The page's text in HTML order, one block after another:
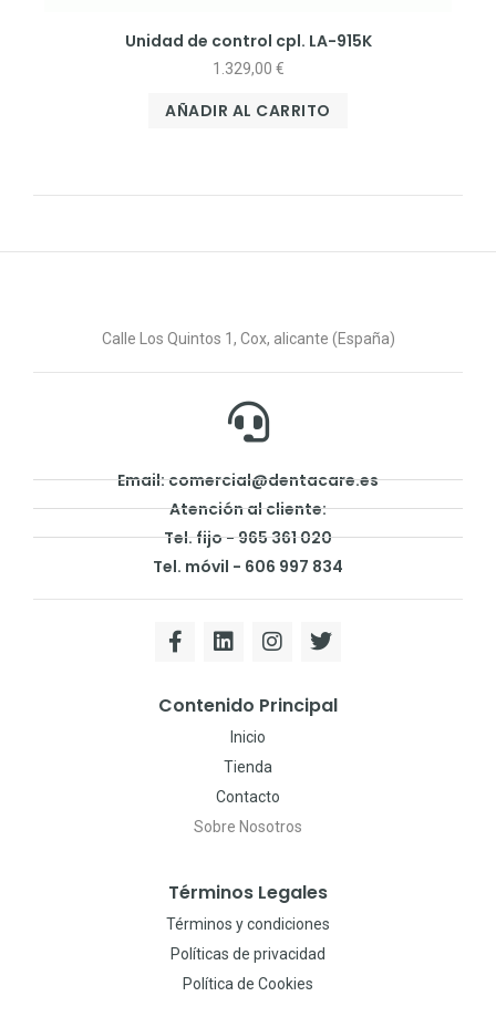
Unidad de control cpl. LA-915K
1.329,00 €
AÑADIR AL CARRITO
Calle Los Quintos 1, Cox, alicante (España)
Email: comercial@dentacare.es
Atención al cliente:
Tel. fijo - 965 361 020
Tel. móvil - 606 997 834
Contenido Principal
Inicio
Tienda
Contacto
Sobre Nosotros
Términos Legales
Términos y condiciones
Políticas de privacidad
Política de Cookies